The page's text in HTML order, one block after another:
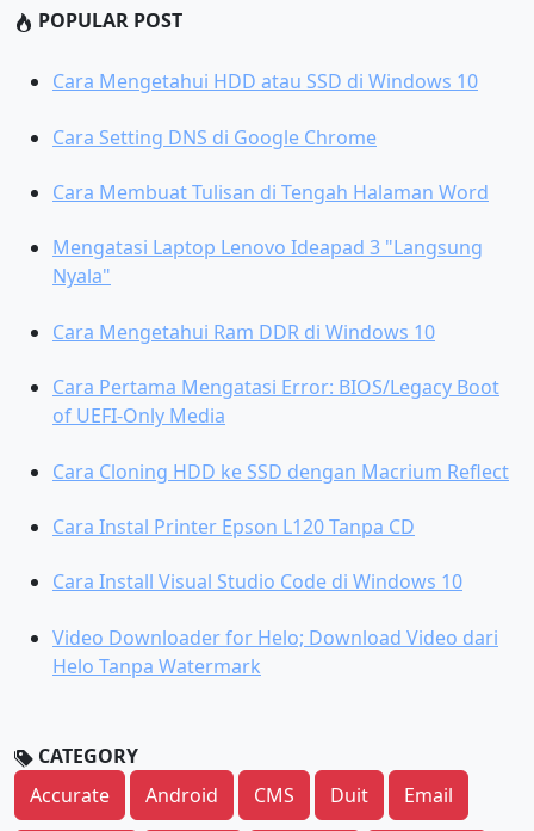
POPULAR POST
Cara Mengetahui HDD atau SSD di Windows 10
Cara Setting DNS di Google Chrome
Cara Membuat Tulisan di Tengah Halaman Word
Mengatasi Laptop Lenovo Ideapad 3 "Langsung
Nyala"
Cara Mengetahui Ram DDR di Windows 10
Cara Pertama Mengatasi Error: BIOS/Legacy Boot
of UEFI-Only Media
Cara Cloning HDD ke SSD dengan Macrium Reflect
Cara Instal Printer Epson L120 Tanpa CD
Cara Install Visual Studio Code di Windows 10
Video Downloader for Helo; Download Video dari
Helo Tanpa Watermark
CATEGORY
Accurate
Android CMS Duit Email